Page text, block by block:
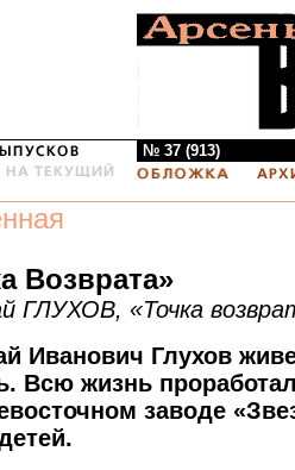
№ 37 (913)
Возврата»
ГЛУХОВ, «Точка
Иванович Глухов
Всю жизнь
заводе